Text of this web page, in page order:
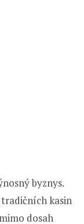
byznys.
kasin
dosah